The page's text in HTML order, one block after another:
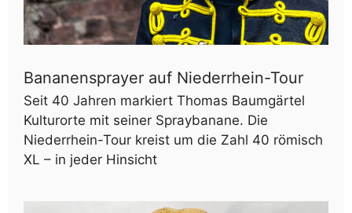
Bananensprayer auf Niederrhein-Tour
Seit 40 Jahren markiert Thomas Baumgärtel
Kulturorte mit seiner Spraybanane. Die
Niederrhein-Tour kreist um die Zahl 40 römisch
XL – in jeder Hinsicht